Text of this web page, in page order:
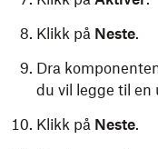
Klikk på Neste.
Dra
du vil legge til en
Klikk på Neste.